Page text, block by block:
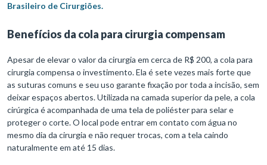
Brasileiro de Cirurgiões.
Benefícios da cola para cirurgia compensam
Apesar de elevar o valor da cirurgia em cerca de R$ 200, a cola para
cirurgia compensa o investimento. Ela é sete vezes mais forte que
as suturas comuns e seu uso garante fixação por toda a incisão, sem
deixar espaços abertos. Utilizada na camada superior da pele, a cola
cirúrgica é acompanhada de uma tela de poliéster para selar e
proteger o corte. O local pode entrar em contato com água no
mesmo dia da cirurgia e não requer trocas, com a tela caindo
naturalmente em até 15 dias.